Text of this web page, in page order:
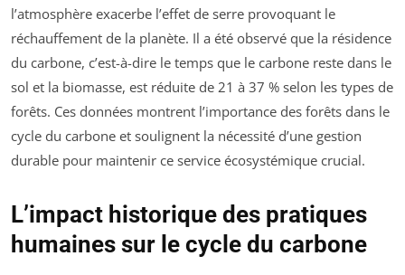
l’atmosphère exacerbe l’effet de serre provoquant le
réchauffement de la planète. Il a été observé que la résidence
du carbone, c’est-à-dire le temps que le carbone reste dans le
sol et la biomasse, est réduite de 21 à 37 % selon les types de
forêts. Ces données montrent l’importance des forêts dans le
cycle du carbone et soulignent la nécessité d’une gestion
durable pour maintenir ce service écosystémique crucial.
L’impact historique des pratiques
humaines sur le cycle du carbone